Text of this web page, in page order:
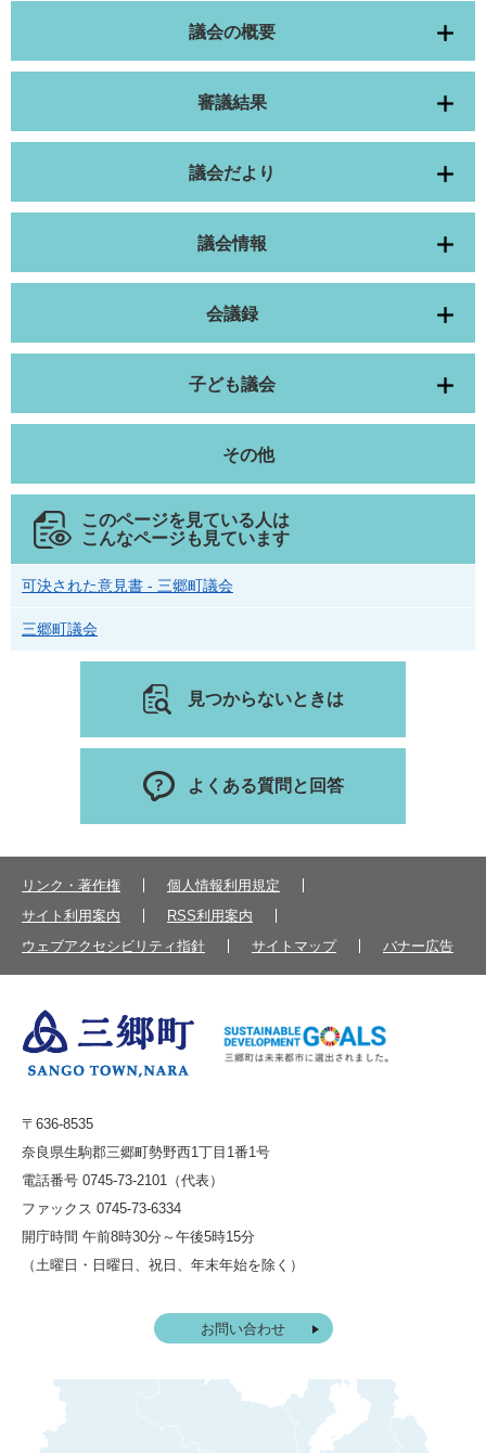
議会の概要
審議結果
議会だより
議会情報
会議録
子ども議会
その他
このページを見ている人は
こんなページも見ています
可決された意見書 - 三郷町議会
三郷町議会
見つからないときは
よくある質問と回答
リンク・著作権
個人情報利用規定
サイト利用案内
RSS利用案内
ウェブアクセシビリティ指針
サイトマップ バナー広告
〒636-8535
奈良県生駒郡三郷町勢野西1丁目1番1号
電話番号 0745-73-2101（代表）
ファックス 0745-73-6334
開庁時間 午前8時30分～午後5時15分
（土曜日・日曜日、祝日、年末年始を除く）
お問い合わせ